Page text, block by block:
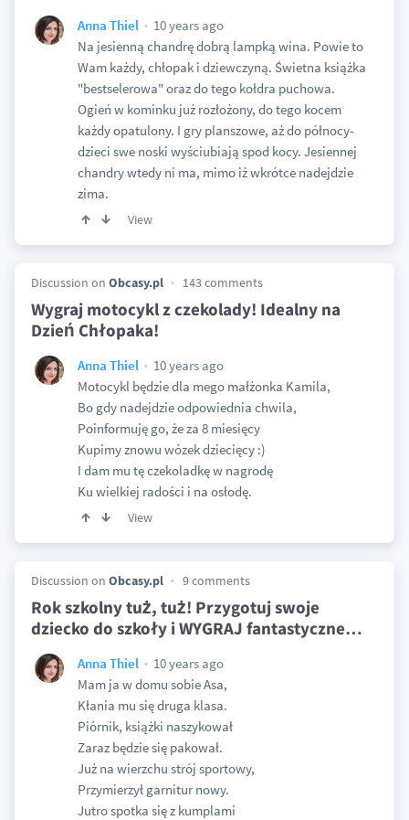
Anna Thiel
10 years ago
Na jesienną chandrę dobrą lampką wina. Powie to
Wam każdy, chłopak i dziewczyną. Świetna książka
"bestselerowa" oraz do tego kołdra puchowa.
Ogień w kominku już rozłożony, do tego kocem
każdy opatulony. I gry planszowe, aż do północy-
dzieci swe noski wyściubiają spod kocy. Jesiennej
chandry wtedy ni ma, mimo iż wkrótce nadejdzie
zima.
View
Discussion on Obcasy.pl 143 comments
Wygraj motocykl z czekolady! Idealny na
Dzień Chłopaka!
Anna Thiel
10 years ago
Motocykl będzie dla mego małżonka Kamila,
Bo gdy nadejdzie odpowiednia chwila,
Poinformuję go, że za 8 miesięcy
Kupimy znowu wózek dziecięcy :)
I dam mu tę czekoladkę w nagrodę
Ku wielkiej radości i na osłodę.
View
Discussion on Obcasy.pl 9 comments
Rok szkolny tuż, tuż! Przygotuj swoje
dziecko do szkoły i WYGRAJ fantastyczne…
Anna Thiel
10 years ago
Mam ja w domu sobie Asa,
Kłania mu się druga klasa.
Piórnik, książki naszykował
Zaraz będzie się pakował.
Już na wierzchu strój sportowy,
Przymierzył garnitur nowy.
Jutro spotka się z kumplami